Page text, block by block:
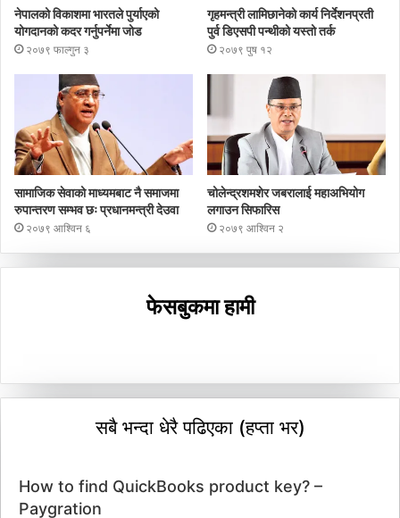
नेपालको विकाशमा भारतले पुर्याएको
योगदानको कदर गर्नुपर्नेमा जोड
२०७९ फाल्गुन ३
गृहमन्त्री लामिछानेको कार्य निर्देशनप्रती
पुर्व डिएसपी पन्थीको यस्तो तर्क
२०७९ पुष १२
सामाजिक सेवाको माध्यमबाट नै समाजमा
रुपान्तरण सम्भव छः प्रधानमन्त्री देउवा
२०७९ आश्विन ६
चोलेन्द्रशमशेर जबरालाई महाअभियोग
लगाउन सिफारिस
२०७९ आश्विन २
फेसबुकमा हामी
सबै भन्दा धेरै पढिएका (हप्ता भर)
How to find QuickBooks product key? –
Paygration